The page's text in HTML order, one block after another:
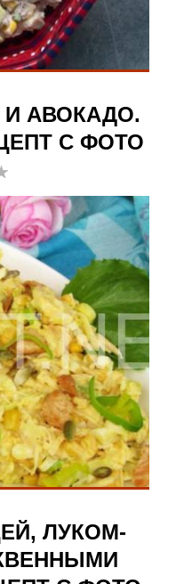
И АВОКАДО.
С ФОТО
ЛУКОМ-